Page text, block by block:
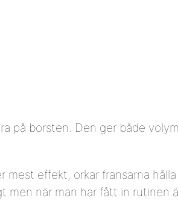
på borsten. Den ger både
mest effekt, orkar fransarna
men när man har fått in rutinen